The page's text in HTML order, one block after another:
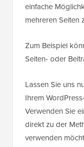
einfache
mehreren Seiten
Zum Beispiel
Seiten- oder
Lassen Sie uns
Ihrem
Verwenden Sie
direkt zu der
verwenden